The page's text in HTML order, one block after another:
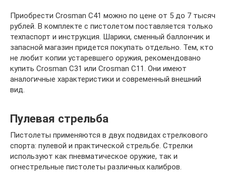
Приобрести Crosman C41 можно по цене от 5 до 7 тысяч
рублей. В комплекте с пистолетом поставляется только
техпаспорт и инструкция. Шарики, сменный баллончик и
запасной магазин придется покупать отдельно. Тем, кто
не любит копии устаревшего оружия, рекомендовано
купить Crosman C31 или Crosman C11. Они имеют
аналогичные характеристики и современный внешний
вид.
Пулевая стрельба
Пистолеты применяются в двух подвидах стрелкового
спорта: пулевой и практической стрельбе. Стрелки
используют как пневматическое оружие, так и
огнестрельные пистолеты различных калибров.